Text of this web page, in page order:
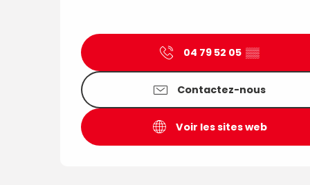
04 79 52 05 ▒▒
Contactez-nous
Voir les sites web